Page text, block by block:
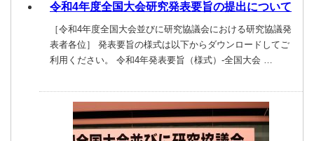
令和4年度全国大会研究発表要旨の提出について
［令和4年度全国大会並びに研究協議会における研究協議発
表者各位］ 発表要旨の様式は以下からダウンロードしてご
利用ください。 令和4年発表要旨（様式）-全国大会 …